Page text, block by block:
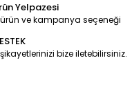
Yelpazesi
ve kampanya seçeneği
bize iletebilirsiniz.